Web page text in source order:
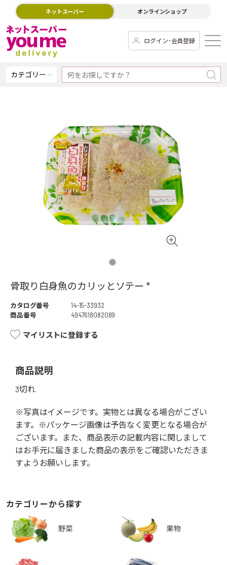
ネットスーパー オンラインショップ
ログイン･会員登録
カテゴリー
骨取り白身魚のカリッとソテー *
カタログ番号
14-15-33932
商品番号
4947618082089
マイリストに登録する
商品説明
3切れ
※写真はイメージです。実物とは異なる場合がござい
ます。※パッケージ画像は予告なく変更となる場合が
ございます。また、商品表示の記載内容に関しまして
はお手元に届きました商品の表示をご確認いただきま
すようお願いします。
カテゴリーから探す